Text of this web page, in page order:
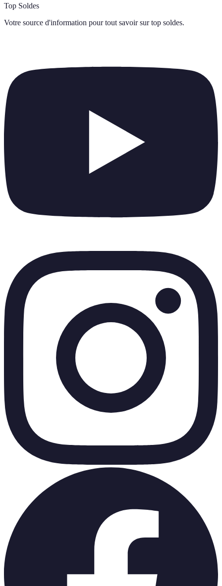
Top Soldes
Votre source d'information pour tout savoir sur top soldes.